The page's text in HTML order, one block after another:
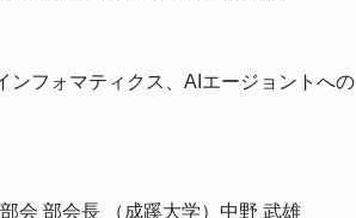
ンフォマティクス、AIエージョントへの
部会長 （成蹊大学）中野 武雄